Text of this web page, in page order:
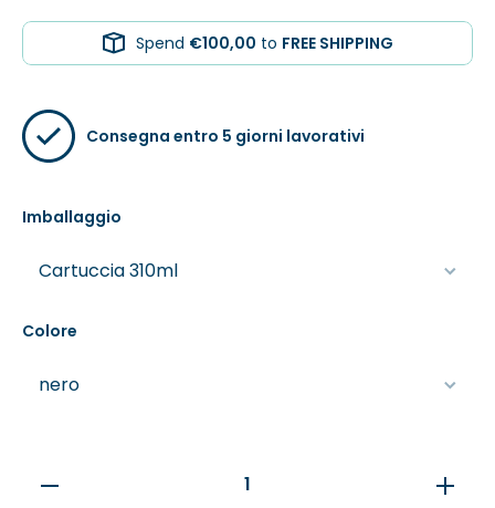
Spend €100,00 to FREE SHIPPING
Consegna entro 5 giorni lavorativi
Imballaggio
Colore
Diminuisci
Aumenta
quantità